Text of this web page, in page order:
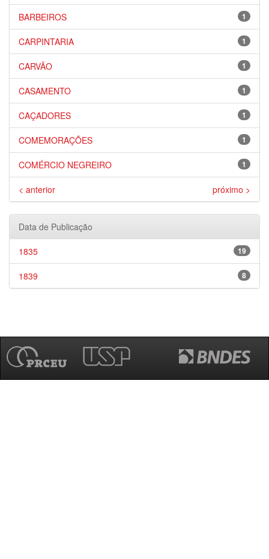
1
BARBEIROS
1
CARPINTARIA
1
CARVÃO
1
CASAMENTO
1
CAÇADORES
1
COMEMORAÇÕES
1
COMÉRCIO NEGREIRO
< anterior próximo >
Data de Publicação
19
1835
8
1839